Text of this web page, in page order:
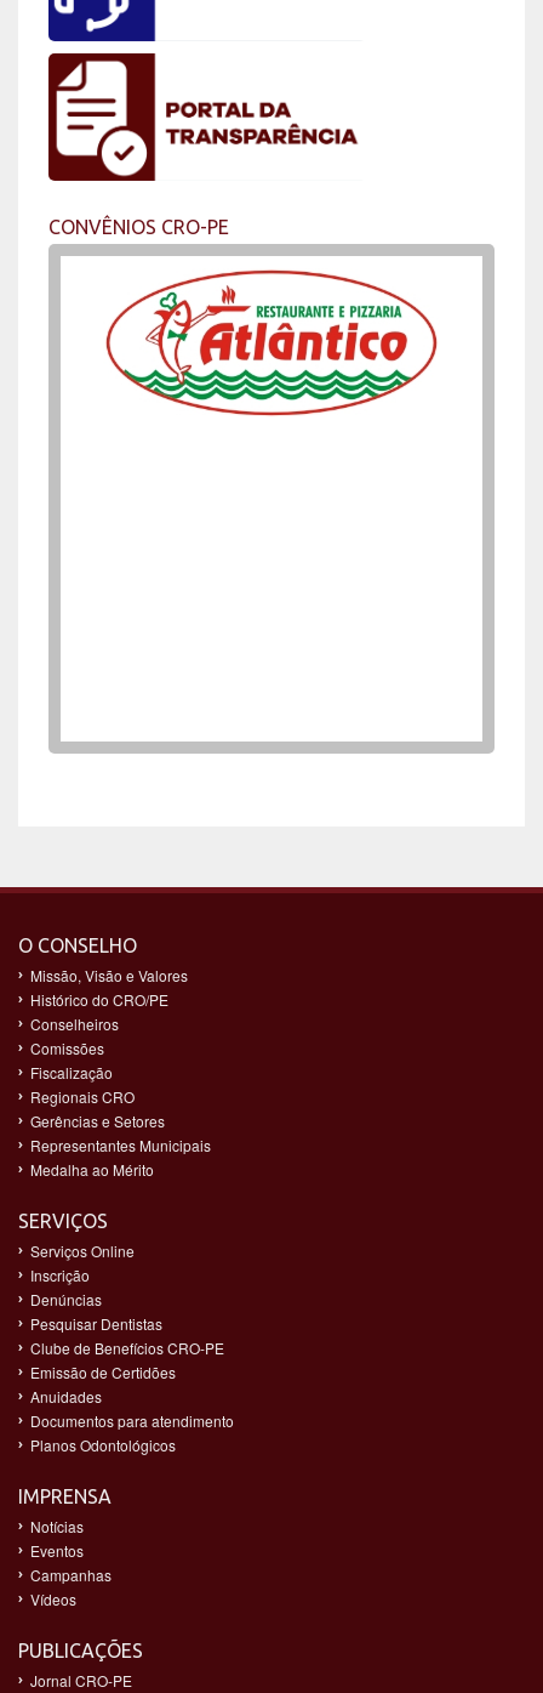
CONVÊNIOS CRO-PE
O CONSELHO
Missão, Visão e Valores
Histórico do CRO/PE
Conselheiros
Comissões
Fiscalização
Regionais CRO
Gerências e Setores
Representantes Municipais
Medalha ao Mérito
SERVIÇOS
Serviços Online
Inscrição
Denúncias
Pesquisar Dentistas
Clube de Benefícios CRO-PE
Emissão de Certidões
Anuidades
Documentos para atendimento
Planos Odontológicos
IMPRENSA
Notícias
Eventos
Campanhas
Vídeos
PUBLICAÇÕES
Jornal CRO-PE